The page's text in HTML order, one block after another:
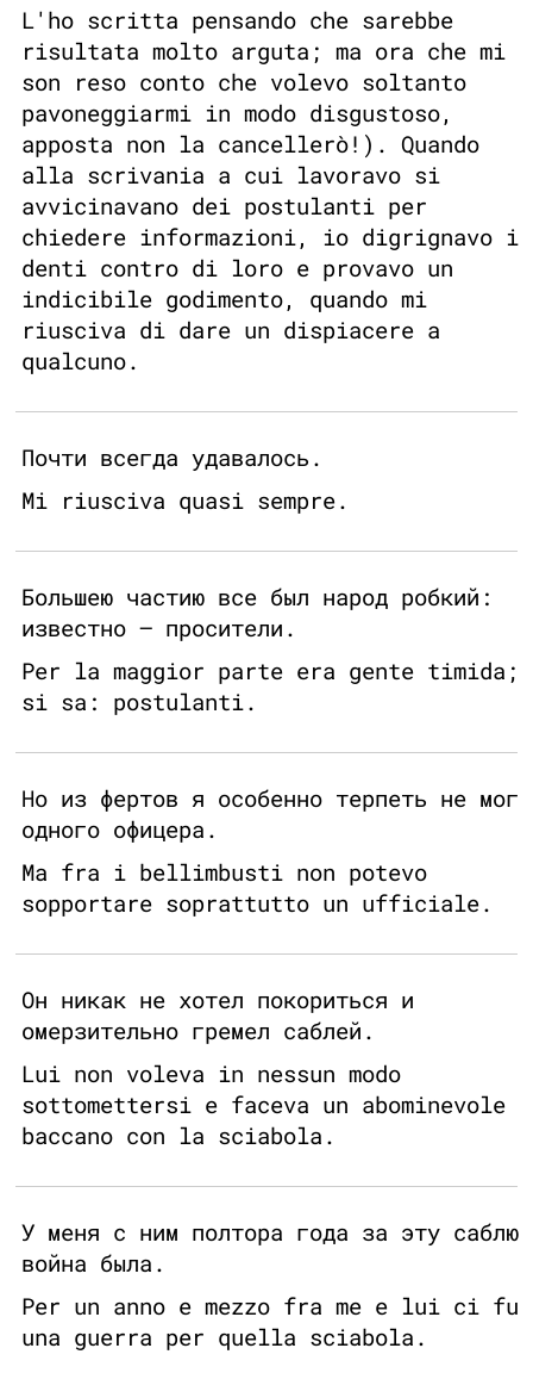
L'ho scritta pensando che sarebbe
risultata molto arguta; ma ora che mi
son reso conto che volevo soltanto
pavoneggiarmi in modo disgustoso,
apposta non la cancellerò!). Quando
alla scrivania a cui lavoravo si
avvicinavano dei postulanti per
chiedere informazioni, io digrignavo i
denti contro di loro e provavo un
indicibile godimento, quando mi
riusciva di dare un dispiacere a
qualcuno.
Почти всегда удавалось.
Mi riusciva quasi sempre.
Большею частию все был народ робкий:
известно — просители.
Per la maggior parte era gente timida;
si sa: postulanti.
Но из фертов я особенно терпеть не мог
одного офицера.
Ma fra i bellimbusti non potevo
sopportare soprattutto un ufficiale.
Он никак не хотел покориться и
омерзительно гремел саблей.
Lui non voleva in nessun modo
sottomettersi e faceva un abominevole
baccano con la sciabola.
У меня с ним полтора года за эту саблю
война была.
Per un anno e mezzo fra me e lui ci fu
una guerra per quella sciabola.